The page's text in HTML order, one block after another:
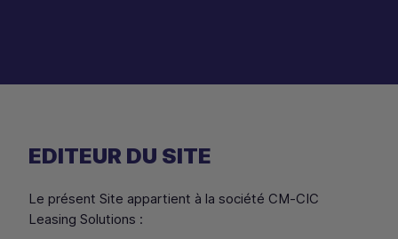
EDITEUR DU SITE
Le présent Site appartient à la société CM‑CIC
Leasing Solutions :